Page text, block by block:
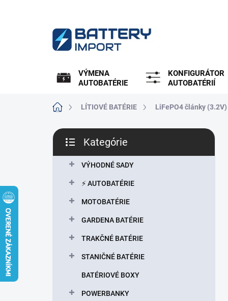
VÝMENA
AUTOBATÉRIE
KONFIGURÁTOR
AUTOBATÉRIÍ
DomovLÍTIOVÉ BATÉRIE LiFePO4 články (3.2V)
B
č
kategórie
Kategórie
VÝHODNÉ SADY
⚡ AUTOBATÉRIE
MOTOBATÉRIE
GARDENA BATÉRIE
TRAKČNÉ BATÉRIE
STANIČNÉ BATÉRIE
BATÉRIOVÉ BOXY
POWERBANKY